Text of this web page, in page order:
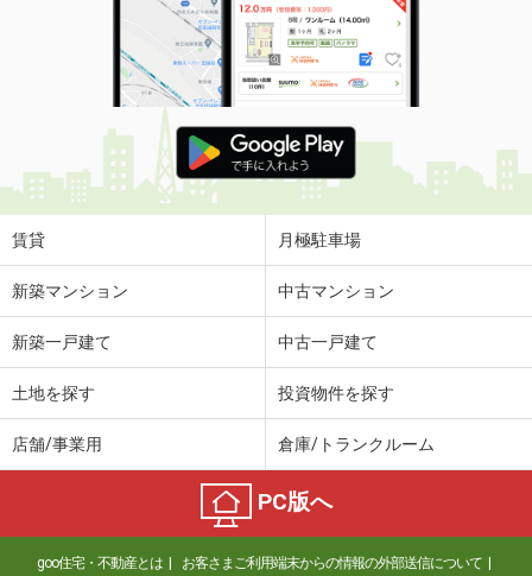
賃貸 月極駐車場
新築マンション 中古マンション
新築一戸建て 中古一戸建て
土地を探す 投資物件を探す
店舗/事業用 倉庫/トランクルーム
PC版へ
goo住宅・不動産とは お客さまご利用端末からの情報の外部送信について